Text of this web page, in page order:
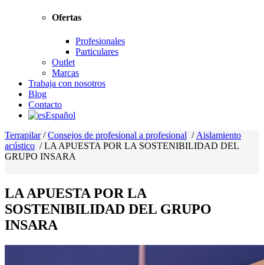
Ofertas
Profesionales
Particulares
Outlet
Marcas
Trabaja con nosotros
Blog
Contacto
Español
Terrapilar/Consejos de profesional a profesional / Aislamiento
acústico /LA APUESTA POR LA SOSTENIBILIDAD DEL
GRUPO INSARA
LA APUESTA POR LA
SOSTENIBILIDAD DEL GRUPO
INSARA